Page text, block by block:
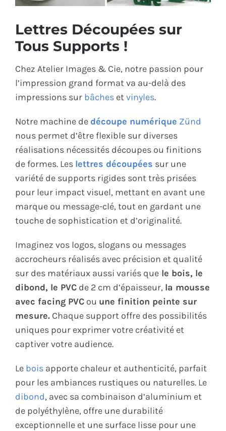
CONTACT
Lettres Découpées sur
Tous Supports !
Chez Atelier Images & Cie, notre passion pour
l’impression grand format va au-delà des
impressions sur bâches etvinyles.
Notre machine de découpe numérique Zünd
nous permet d’être flexible sur diverses
réalisations nécessités découpes ou finitions
de formes. Les lettres découpées sur une
variété de supports rigides sont très prisées
pour leur impact visuel, mettant en avant une
marque ou message-clé, tout en gardant une
touche de sophistication et d’originalité.
Imaginez vos logos, slogans ou messages
accrocheurs réalisés avec précision et qualité
sur des matériaux aussi variés que le bois, le
dibond, le PVC de 2 cm d’épaisseur, la mousse
avec facing PVC ou une finition peinte sur
mesure. Chaque support offre des possibilités
uniques pour exprimer votre créativité et
captiver votre audience.
Le bois apporte chaleur et authenticité, parfait
pour les ambiances rustiques ou naturelles. Le
dibond, avec sa combinaison d’aluminium et
de polyéthylène, offre une durabilité
exceptionnelle et une surface lisse pour une